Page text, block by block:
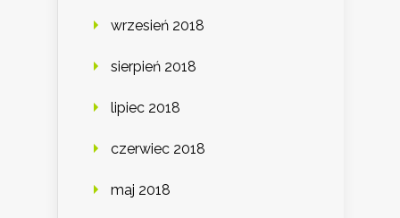
wrzesień 2018
sierpień 2018
lipiec 2018
czerwiec 2018
maj 2018